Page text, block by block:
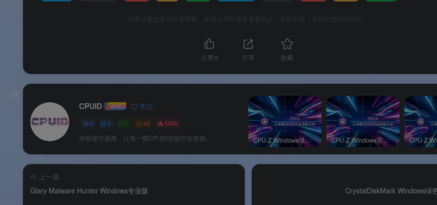
🟢 MSI 龙盾信仰主题
：界面采用微星标志性设计风格，与 MSI 游戏硬件完美搭配
：与标准版 CPU-Z 完全相同的检测能力，无任何功能删减
：任何品牌的电脑均可使用，无需 MSI 主板
📦MSI 官方渠道安全下载
如果这篇文章对你有帮助，欢迎分享给更多需要的人。你的支持，是我们创作的动力。
点赞 9 分享 收藏
CPUID 关注
0 5 0 45 5056
洞察硬件毫厘，让每一颗CPU的性能尽在掌握。 CPU-Z Windows绿色版 CPU-Z Windows官方版
上一篇
Glary Malware Hunter Windows专业版
CrystalDiskMark Windows绿